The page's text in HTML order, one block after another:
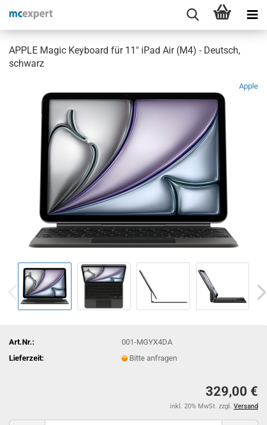
APPLE Magic Keyboard für 11" iPad Air (M4) - Deutsch,
schwarz
Apple
Art.Nr.:
001-MGYX4DA
Lieferzeit:
Bitte anfragen
329,00 €
inkl. 20% MwSt. zzgl. Versand